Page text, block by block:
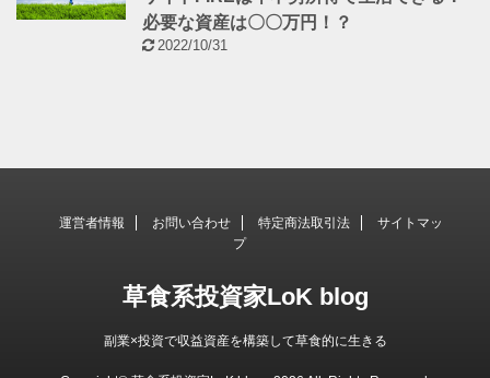
必要な資産は〇〇万円！？
2022/10/31
運営者情報 お問い合わせ 特定商法取引法
サイトマッ
プ
草食系投資家LoK blog
副業×投資で収益資産を構築して草食的に生きる